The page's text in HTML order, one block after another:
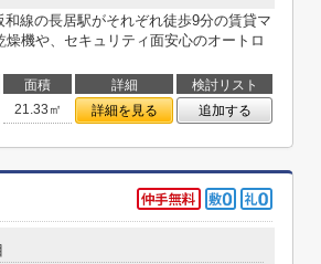
線の長居駅がそれぞれ徒歩9分の賃貸マ
機や、セキュリティ面安心のオートロ
面積 詳細
検討リスト
21.33㎡ 詳細を見る 追加する